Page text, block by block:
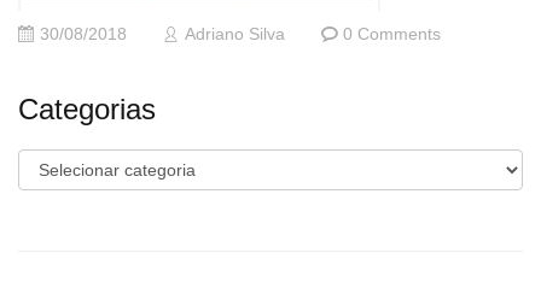
30/08/2018 Adriano Silva 0 Comments
Categorias
Categorias